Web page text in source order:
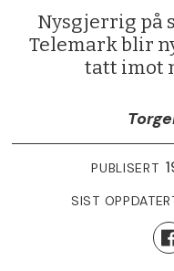
Nysgjerrig på
Telemark blir
tatt imot
PUBLISERT
SIST